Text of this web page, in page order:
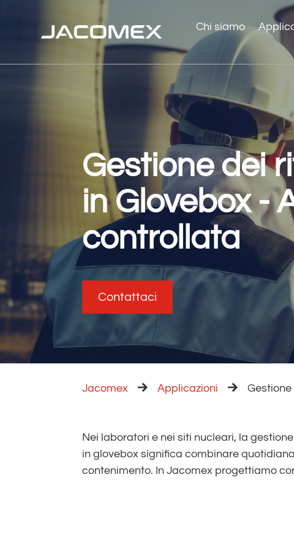
Chi siamo
Gestione dei
in Glovebox -
controllata
Contattaci
Jacomex Applicazioni
Nei laboratori e nei siti nucleari, la
in glovebox significa combinare
contenimento. In Jacomex progettiamo
atmosfera controllata che consentono di
e confezionare i rifiuti riducendo